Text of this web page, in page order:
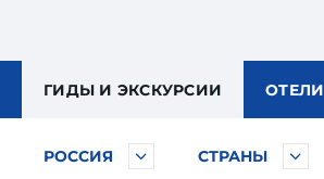
ГИДЫ И ЭКСКУРСИИ ОТЕЛИ
РОССИЯ СТРАНЫ